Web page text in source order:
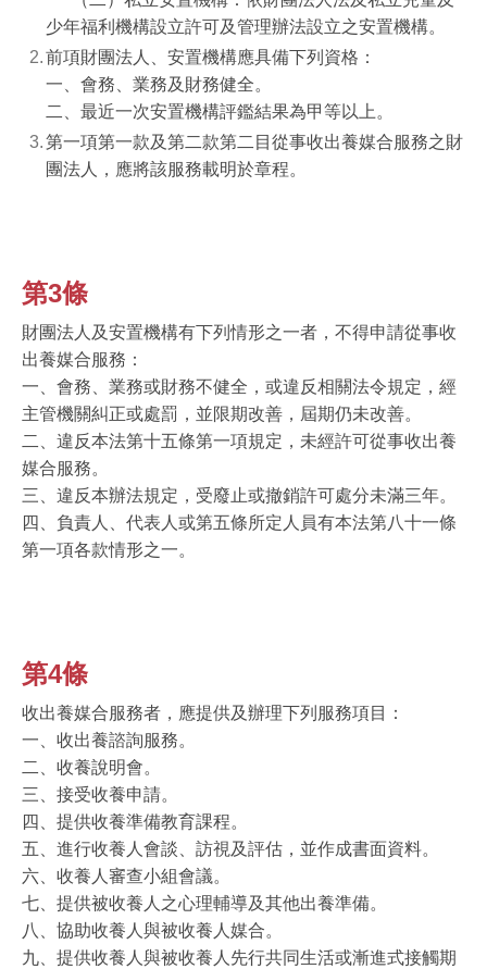
少年福利機構設立許可及管理辦法設立之安置機構。
前項財團法人、安置機構應具備下列資格：
一、會務、業務及財務健全。
二、最近一次安置機構評鑑結果為甲等以上。
第一項第一款及第二款第二目從事收出養媒合服務之財
團法人，應將該服務載明於章程。
第3條
財團法人及安置機構有下列情形之一者，不得申請從事收
出養媒合服務：
一、會務、業務或財務不健全，或違反相關法令規定，經
主管機關糾正或處罰，並限期改善，屆期仍未改善。
二、違反本法第十五條第一項規定，未經許可從事收出養
媒合服務。
三、違反本辦法規定，受廢止或撤銷許可處分未滿三年。
四、負責人、代表人或第五條所定人員有本法第八十一條
第一項各款情形之一。
第4條
收出養媒合服務者，應提供及辦理下列服務項目：
一、收出養諮詢服務。
二、收養說明會。
三、接受收養申請。
四、提供收養準備教育課程。
五、進行收養人會談、訪視及評估，並作成書面資料。
六、收養人審查小組會議。
七、提供被收養人之心理輔導及其他出養準備。
八、協助收養人與被收養人媒合。
九、提供收養人與被收養人先行共同生活或漸進式接觸期